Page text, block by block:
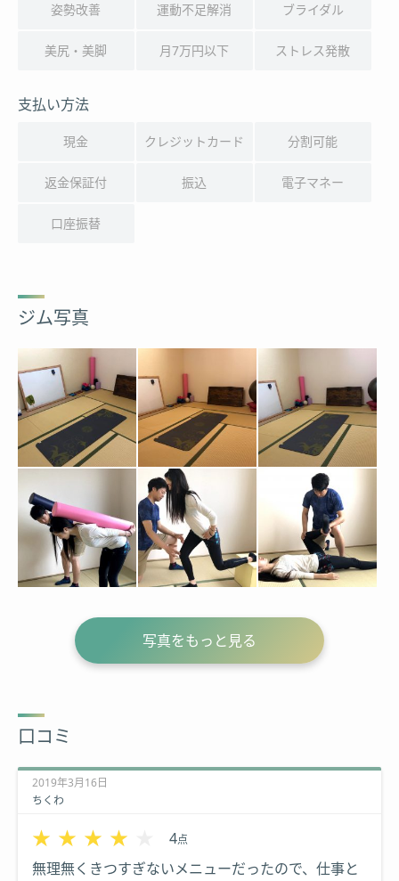
姿勢改善 運動不足解消 ブライダル
美尻・美脚 月7万円以下 ストレス発散
支払い方法
現金 クレジットカード 分割可能
返金保証付 振込 電子マネー
口座振替
ジム写真
写真をもっと見る
口コミ
2019年3月16日
ちくわ
★★★★★
★★★★★ 4点
無理無くきつすぎないメニューだったので、仕事と